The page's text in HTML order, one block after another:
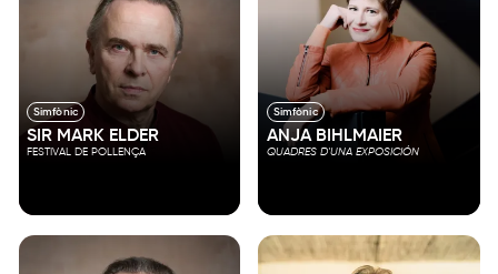
Simfònic
SIR MARK ELDER
FESTIVAL DE POLLENÇA
Simfònic
ANJA BIHLMAIER
QUADRES D'UNA EXPOSICIÓN